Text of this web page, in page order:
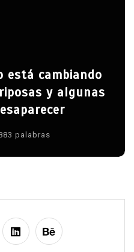
está cambiando
y algunas
palabras